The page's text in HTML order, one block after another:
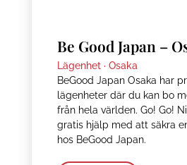
Be Good Japan –
Lägenhet · Osaka
BeGood Japan Osaka har
lägenheter där du kan bo
från hela världen. Go! Go!
gratis hjälp med att säkra
hos BeGood Japan.